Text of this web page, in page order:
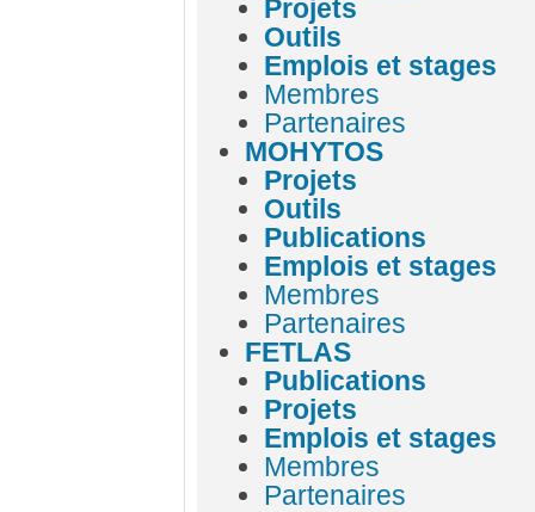
Projets
Outils
Emplois et stages
Membres
Partenaires
MOHYTOS
Projets
Outils
Publications
Emplois et stages
Membres
Partenaires
FETLAS
Publications
Projets
Emplois et stages
Membres
Partenaires